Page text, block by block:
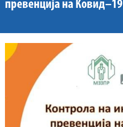
превенција на Ковид–19